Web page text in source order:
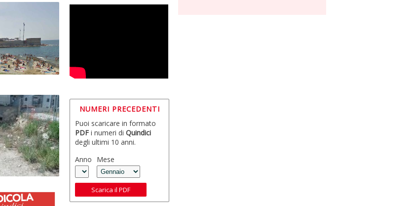
NUMERI PRECEDENTI
Puoi scaricare in formato
PDF i numeri di Quindici
degli ultimi 10 anni.
Anno
Mese
Scarica il PDF